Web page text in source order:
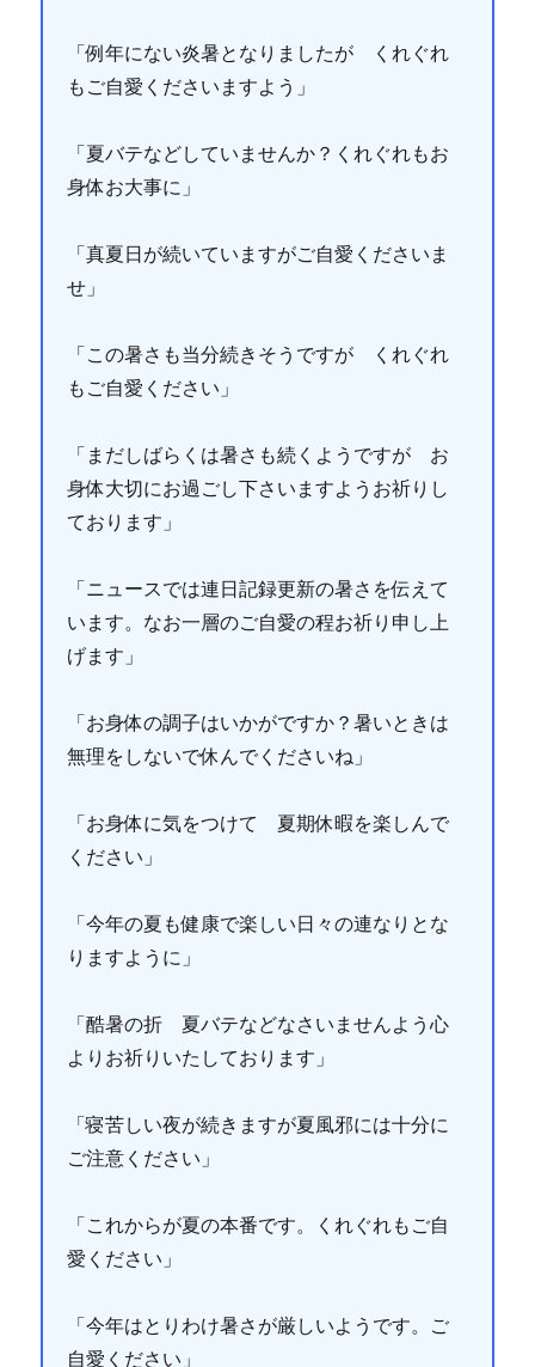
「例年にない炎暑となりましたが くれぐれ
もご自愛くださいますよう」
「夏バテなどしていませんか？くれぐれもお
身体お大事に」
「真夏日が続いていますがご自愛くださいま
せ」
「この暑さも当分続きそうですが くれぐれ
もご自愛ください」
「まだしばらくは暑さも続くようですが お
身体大切にお過ごし下さいますようお祈りし
ております」
「ニュースでは連日記録更新の暑さを伝えて
います。なお一層のご自愛の程お祈り申し上
げます」
「お身体の調子はいかがですか？暑いときは
無理をしないで休んでくださいね」
「お身体に気をつけて 夏期休暇を楽しんで
ください」
「今年の夏も健康で楽しい日々の連なりとな
りますように」
「酷暑の折 夏バテなどなさいませんよう心
よりお祈りいたしております」
「寝苦しい夜が続きますが夏風邪には十分に
ご注意ください」
「これからが夏の本番です。くれぐれもご自
愛ください」
「今年はとりわけ暑さが厳しいようです。ご
自愛ください」